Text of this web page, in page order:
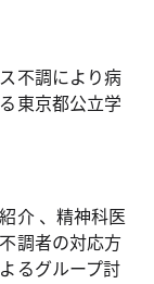
不調により病
東京都公立学
介 、精神科医
調者の対応方
るグループ討